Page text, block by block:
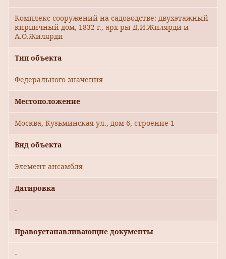
Комплекс сооружений на садоводстве: двухэтажный
кирпичный дом, 1832 г., арх-ры Д.И.Жилярди и
А.О.Жилярди
Тип объекта
Федерального значения
Местоположение
Москва, Кузьминская ул., дом 6, строение 1
Вид объекта
Элемент ансамбля
Датировка
-
Правоустанавливающие документы
-